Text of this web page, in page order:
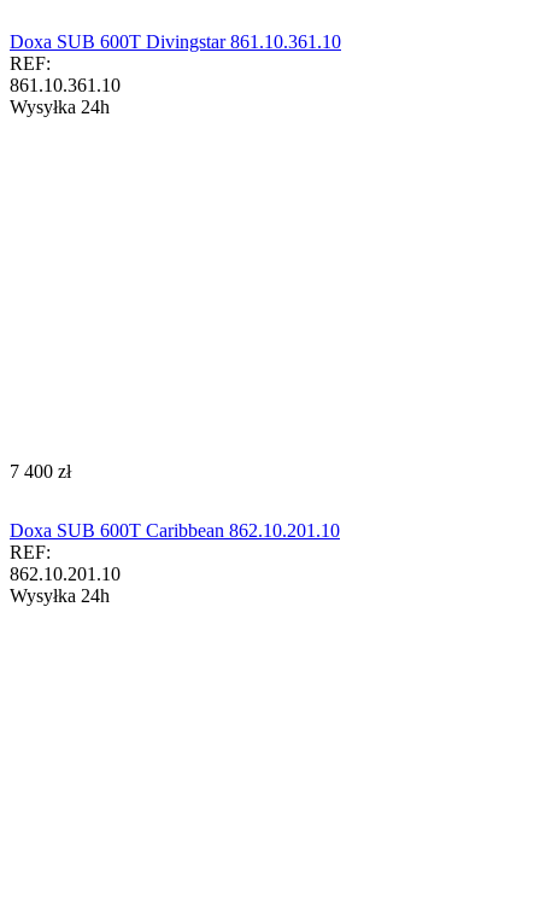
Doxa SUB 600T Divingstar 861.10.361.10
REF:
861.10.361.10
Wysyłka 24h
‍7 400‍ zł
Doxa SUB 600T Caribbean 862.10.201.10
REF:
862.10.201.10
Wysyłka 24h